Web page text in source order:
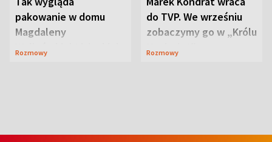
pakowanie w domu
Magdaleny
Waligórskiej-Lisieckiej.
Rozmowy
do TVP. We wrześniu
zobaczymy go w „Królu
Maciusiu I”
Rozmowy